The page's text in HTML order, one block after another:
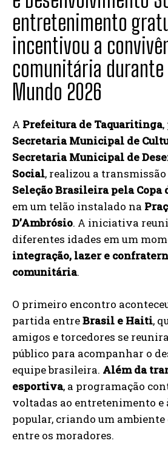
entretenimento
incentivou a
comunitária durante
Mundo 2026
A Prefeitura de Taquaritinga,
Secretaria Municipal de
Secretaria Municipal de
Social, realizou a
Seleção Brasileira pela Copa
em um telão instalado na
D’Ambrósio. A iniciativa
diferentes idades em um
integração, lazer e
comunitária.
O primeiro encontro
partida entreBrasil e Haiti,
amigos e torcedores se
público para acompanhar o
equipe brasileira. Além da
esportiva, a programação
voltadas ao entretenimento e
popular, criando um
entre os moradores.